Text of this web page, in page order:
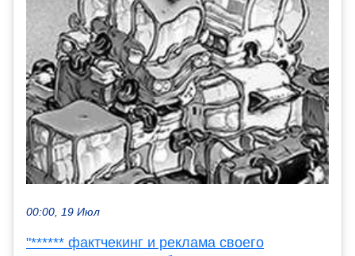
00:00, 19 Июл
"****** фактчекинг и реклама своего